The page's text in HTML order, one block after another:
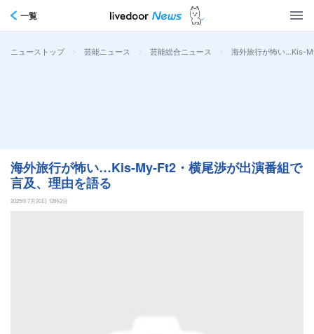
一覧
ニューストップ > 芸能ニュース > 芸能総合ニュース > 海外旅行が怖い…Kis-
海外旅行が怖い…Kis-My-Ft2・横尾渉が出演番組で
言及、理由を語る
2025年7月20日 12時2分